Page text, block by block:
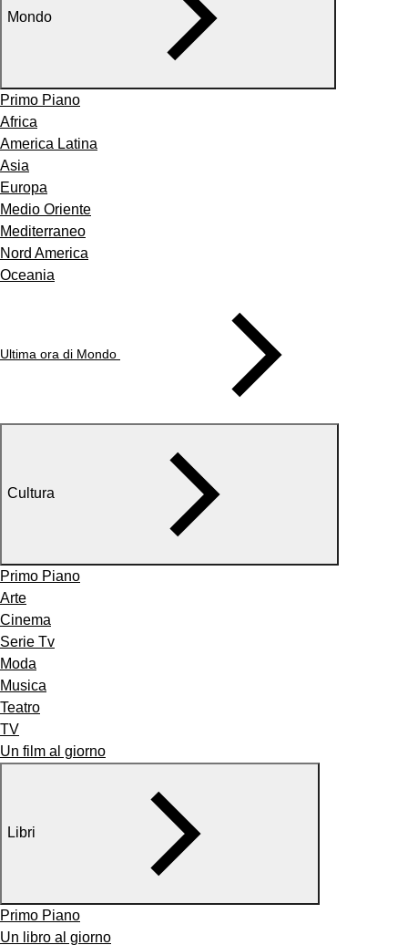
Mondo
Primo Piano
Africa
America Latina
Asia
Europa
Medio Oriente
Mediterraneo
Nord America
Oceania
Ultima ora di Mondo
Cultura
Primo Piano
Arte
Cinema
Serie Tv
Moda
Musica
Teatro
TV
Un film al giorno
Libri
Primo Piano
Un libro al giorno